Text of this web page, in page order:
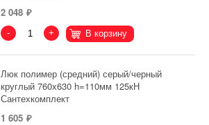
2 048
- + В корзину
Люк полимер (средний) серый/черный
круглый 760х630 h=110мм 125кН
Сантехкомплект
1 605